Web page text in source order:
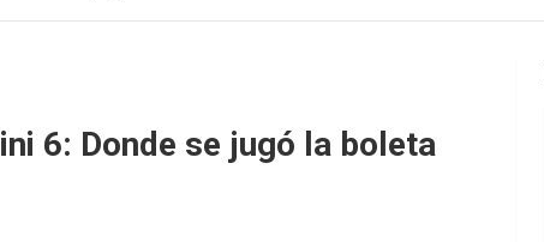
6: Donde se jugó la boleta